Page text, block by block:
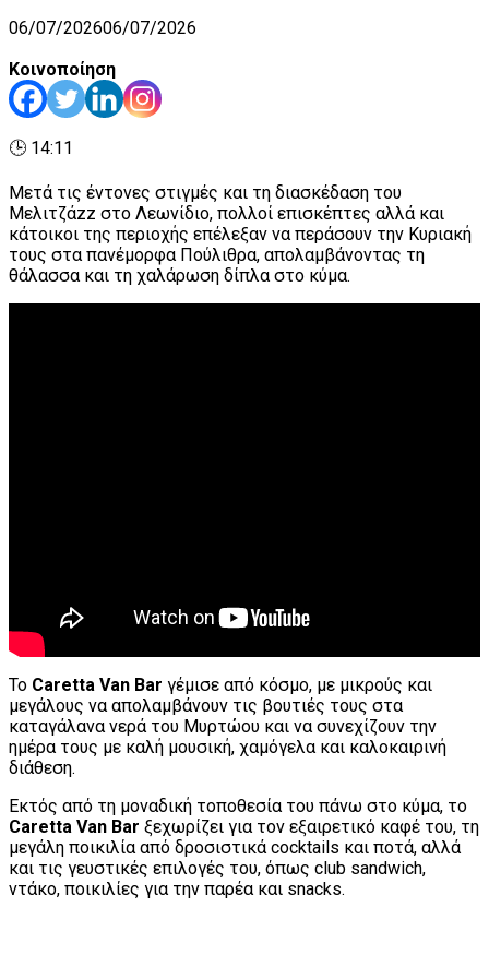
06/07/202606/07/2026
Κοινοποίηση
🕒 14:11
Μετά τις έντονες στιγμές και τη διασκέδαση του
Μελιτζάzz στο Λεωνίδιο, πολλοί επισκέπτες αλλά και
κάτοικοι της περιοχής επέλεξαν να περάσουν την Κυριακή
τους στα πανέμορφα Πούλιθρα, απολαμβάνοντας τη
θάλασσα και τη χαλάρωση δίπλα στο κύμα.
Το Caretta Van Bar γέμισε από κόσμο, με μικρούς και
μεγάλους να απολαμβάνουν τις βουτιές τους στα
καταγάλανα νερά του Μυρτώου και να συνεχίζουν την
ημέρα τους με καλή μουσική, χαμόγελα και καλοκαιρινή
διάθεση.
Εκτός από τη μοναδική τοποθεσία του πάνω στο κύμα, το
Caretta Van Bar ξεχωρίζει για τον εξαιρετικό καφέ του, τη
μεγάλη ποικιλία από δροσιστικά cocktails και ποτά, αλλά
και τις γευστικές επιλογές του, όπως club sandwich,
ντάκο, ποικιλίες για την παρέα και snacks.